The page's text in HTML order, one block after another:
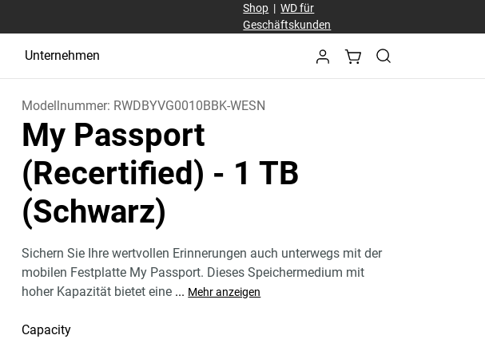
Shop |WD für
Geschäftskunden
Unternehmen
Modellnummer: RWDBYVG0010BBK-WESN
My Passport
(Recertified) - 1 TB
(Schwarz)
Sichern Sie Ihre wertvollen Erinnerungen auch unterwegs mit der
mobilen Festplatte My Passport. Dieses Speichermedium mit
hoher Kapazität bietet eine ... Mehr anzeigen
Capacity